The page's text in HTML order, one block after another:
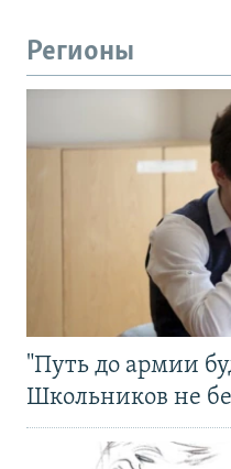
Регионы
"Путь до армии
Школьников не